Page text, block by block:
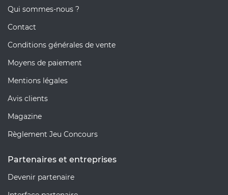
Qui sommes-nous ?
Contact
Conditions générales de vente
Moyens de paiement
Mentions légales
Avis clients
Magazine
Règlement Jeu Concours
Partenaires et entreprises
Devenir partenaire